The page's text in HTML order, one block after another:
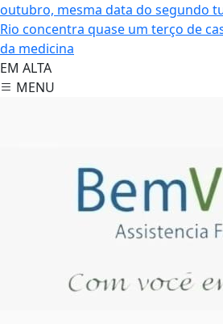
outubro, mesma data do segundo
Rio concentra quase um terço de
da medicina
EM ALTA
MENU